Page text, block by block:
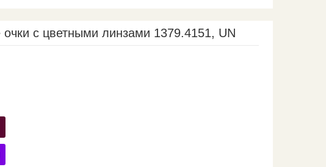
с цветными линзами 1379.4151, UN